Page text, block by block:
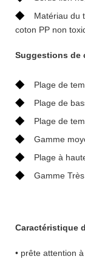
◆
Matériau du
coton PP non
Suggestions de
◆ Plage de
◆ Plage de
◆ Plage de
◆ Gamme
◆ Plage à
◆ Gamme
Caractéristique
• prête attention